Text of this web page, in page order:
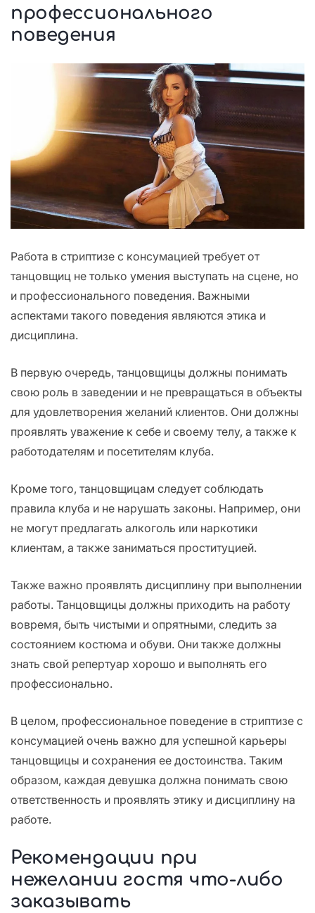
профессионального
поведения
Работа в стриптизе с консумацией требует от
танцовщиц не только умения выступать на сцене, но
и профессионального поведения. Важными
аспектами такого поведения являются этика и
дисциплина.
В первую очередь, танцовщицы должны понимать
свою роль в заведении и не превращаться в объекты
для удовлетворения желаний клиентов. Они должны
проявлять уважение к себе и своему телу, а также к
работодателям и посетителям клуба.
Кроме того, танцовщицам следует соблюдать
правила клуба и не нарушать законы. Например, они
не могут предлагать алкоголь или наркотики
клиентам, а также заниматься проституцией.
Также важно проявлять дисциплину при выполнении
работы. Танцовщицы должны приходить на работу
вовремя, быть чистыми и опрятными, следить за
состоянием костюма и обуви. Они также должны
знать свой репертуар хорошо и выполнять его
профессионально.
В целом, профессиональное поведение в стриптизе с
консумацией очень важно для успешной карьеры
танцовщицы и сохранения ее достоинства. Таким
образом, каждая девушка должна понимать свою
ответственность и проявлять этику и дисциплину на
работе.
Рекомендации при
нежелании гостя что-либо
заказывать